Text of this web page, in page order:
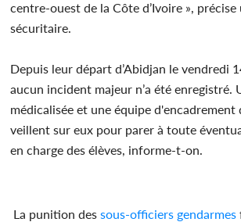
centre-ouest de la Côte d’Ivoire », précise
sécuritaire.
Depuis leur départ d’Abidjan le vendredi
aucun incident majeur n’a été enregistré.
médicalisée et une équipe d'encadrement
veillent sur eux pour parer à toute
en charge des élèves, informe-t-on.
La punition dessous-officiers gendarmes